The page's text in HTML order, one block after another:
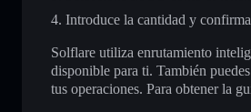
Introduce la cantidad y
Solflare utiliza enrutamiento
disponible para ti. También
tus operaciones. Para obtener la